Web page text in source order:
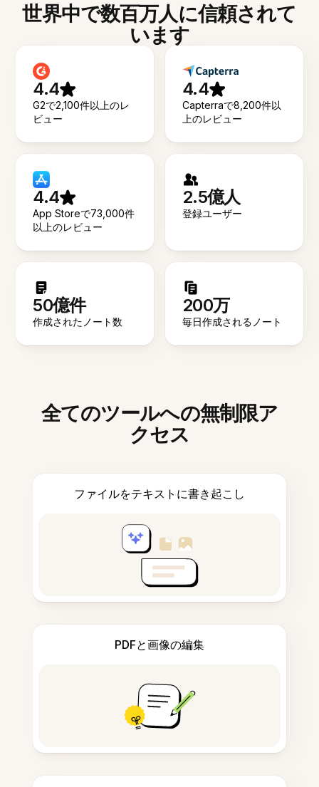
世界中で数百万人に信頼されて
います
4.4
G2で2,100件以上のレ
ビュー
4.4
Capterraで8,200件以
上のレビュー
4.4
App Storeで73,000件
以上のレビュー
2.5億人
登録ユーザー
50億件
作成されたノート数
200万
毎日作成されるノート
全てのツールへの無制限ア
クセス
ファイルをテキストに書き起こし
PDFと画像の編集